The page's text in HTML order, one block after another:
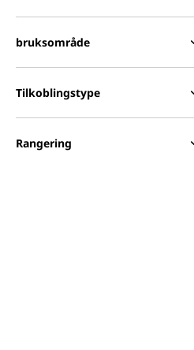
bruksområde
Tilkoblingstype
Rangering